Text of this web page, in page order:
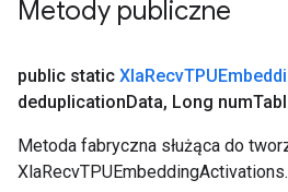
Metody publiczne
public static XlaRecv
deduplicationData, Long num
Metoda fabryczna służąca do
XlaRecvTPUEmbeddingActivations.